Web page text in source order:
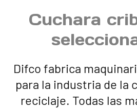
Cuchara
Difco fabrica
para la industria de la
reciclaje. Todas las